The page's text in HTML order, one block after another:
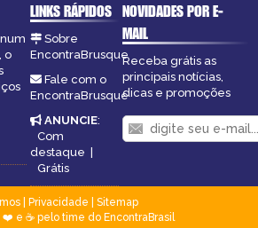
o
LINKS RÁPIDOS
Sobre
EncontraBrusque
Fale com o
EncontraBrusque
ANUNCIE:
Com
destaque |
Grátis
NOVIDADES POR E-
MAIL
Receba grátis as
principais notícias,
dicas e promoções
| Privacidade
Sitemap
e ☕ pelo time do EncontraBrasil